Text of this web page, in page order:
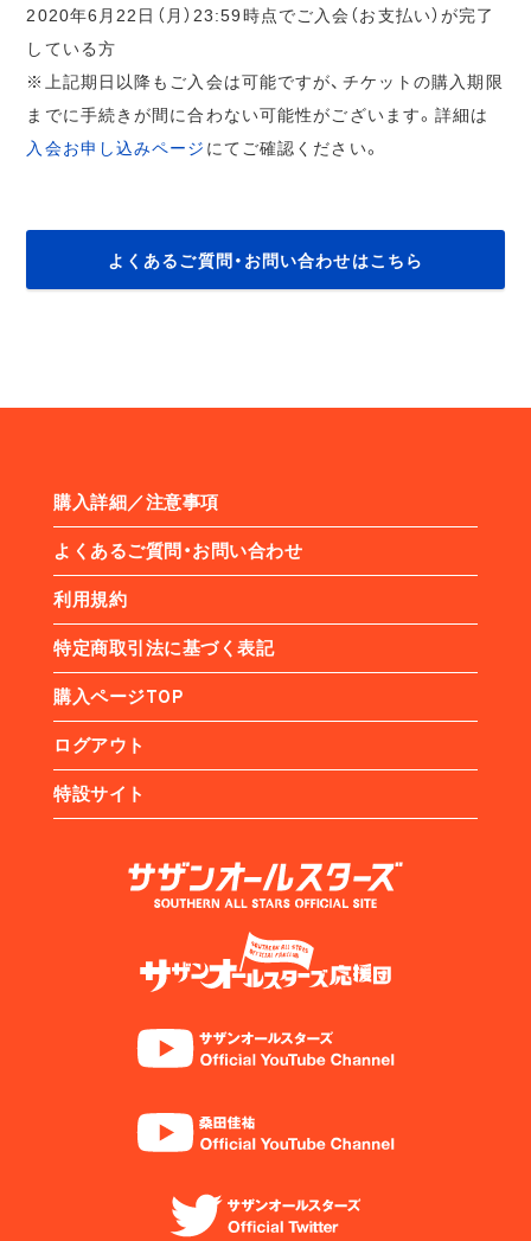
2020年6月22日（月）23:59時点でご入会（お支払い）が完了
している方
※上記期日以降もご入会は可能ですが、チケットの購入期限
までに手続きが間に合わない可能性がございます。詳細は
入会お申し込みページ にてご確認ください。
よくあるご質問・お問い合わせはこちら
購入詳細／注意事項
よくあるご質問・お問い合わせ
利用規約
特定商取引法に基づく表記
購入ページTOP
ログアウト
特設サイト